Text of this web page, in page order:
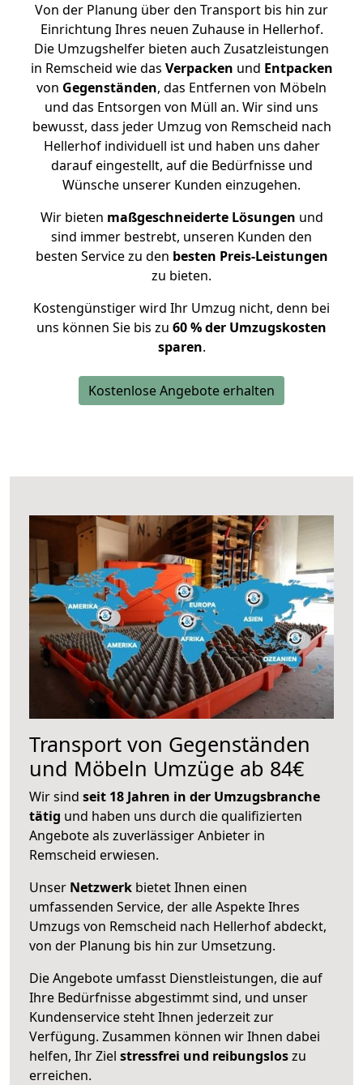
Von der Planung über den Transport bis hin zur
Einrichtung Ihres neuen Zuhause in Hellerhof.
Die Umzugshelfer bieten auch Zusatzleistungen
in Remscheid wie das Verpacken und Entpacken
von Gegenständen, das Entfernen von Möbeln
und das Entsorgen von Müll an. Wir sind uns
bewusst, dass jeder Umzug von Remscheid nach
Hellerhof individuell ist und haben uns daher
darauf eingestellt, auf die Bedürfnisse und
Wünsche unserer Kunden einzugehen.
Wir bieten maßgeschneiderte Lösungen und
sind immer bestrebt, unseren Kunden den
besten Service zu den besten Preis-Leistungen
zu bieten.
Kostengünstiger wird Ihr Umzug nicht, denn bei
uns können Sie bis zu 60 % der Umzugskosten
sparen.
Kostenlose Angebote erhalten
Transport von Gegenständen
und Möbeln Umzüge ab 84€
Wir sind seit 18 Jahren in der Umzugsbranche
tätig und haben uns durch die qualifizierten
Angebote als zuverlässiger Anbieter in
Remscheid erwiesen.
Unser Netzwerk bietet Ihnen einen
umfassenden Service, der alle Aspekte Ihres
Umzugs von Remscheid nach Hellerhof abdeckt,
von der Planung bis hin zur Umsetzung.
Die Angebote umfasst Dienstleistungen, die auf
Ihre Bedürfnisse abgestimmt sind, und unser
Kundenservice steht Ihnen jederzeit zur
Verfügung. Zusammen können wir Ihnen dabei
helfen, Ihr Ziel stressfrei und reibungsloszu
erreichen.